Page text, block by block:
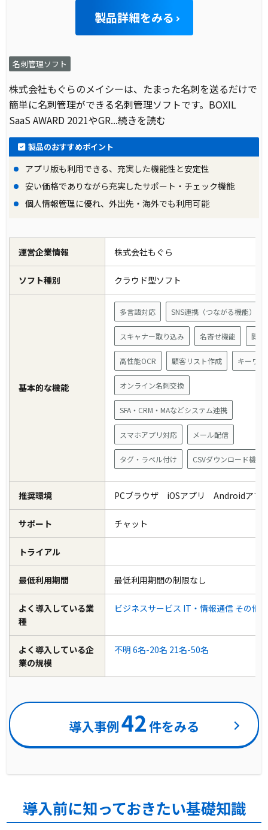
製品詳細をみる
名刺管理ソフト
株式会社もぐらのメイシーは、たまった名刺を送るだけで
簡単に名刺管理ができる名刺管理ソフトです。BOXIL
SaaS AWARD 2021やGR...続きを読む
製品のおすすめポイント
アプリ版も利用できる、充実した機能性と安定性
安い価格でありながら充実したサポート・チェック機能
個人情報管理に優れ、外出先・海外でも利用可能
運営企業情報 株式会社もぐら
ソフト種別 クラウド型ソフト
基本的な機能
多言語対応 SNS連携（つながる機能）
スキャナー取り込み 名寄せ機能 閲覧
高性能OCR 顧客リスト作成 キーワ
オンライン名刺交換
SFA・CRM・MAなどシステム連携
スマホアプリ対応 メール配信
タグ・ラベル付け CSVダウンロード機能
推奨環境 PCブラウザ iOSアプリ Androidア
サポート チャット
トライアル
最低利用期間 最低利用期間の制限なし
よく導入している業
種
ビジネスサービス IT・情報通信 その他
よく導入している企
業の規模
不明 6名-20名 21名-50名
導入事例42件をみる
導入前に知っておきたい基礎知識